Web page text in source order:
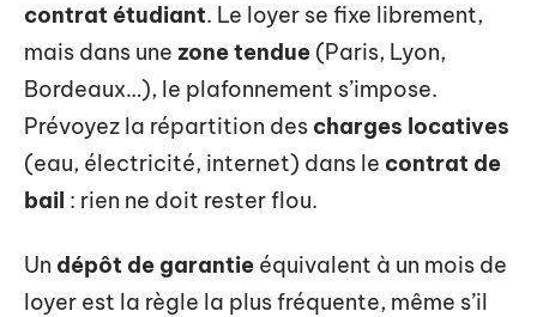
contrat étudiant. Le loyer se fixe librement,
mais dans une zone tendue (Paris, Lyon,
Bordeaux…), le plafonnement s’impose.
Prévoyez la répartition des charges locatives
(eau, électricité, internet) dans le contrat de
bail : rien ne doit rester flou.
Un dépôt de garantie équivalent à un mois de
loyer est la règle la plus fréquente, même s’il